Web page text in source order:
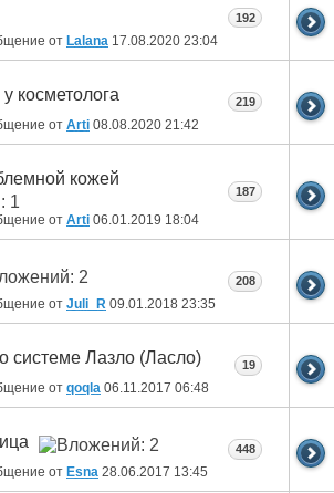
от Lalana 17.08.2020 23:04
192
косметолога
от Arti 08.08.2020 21:42
219
кожей
от Arti 06.01.2019 18:04
187
от Juli_R 09.01.2018 23:35
208
системе Лазло (Ласло)
от qoqla 06.11.2017 06:48
19
от Esna 28.06.2017 13:45
448